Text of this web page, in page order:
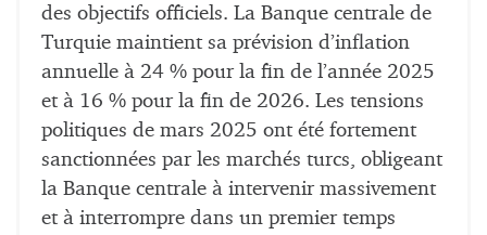
des objectifs officiels. La Banque centrale de
Turquie maintient sa prévision d’inflation
annuelle à 24 % pour la fin de l’année 2025
et à 16 % pour la fin de 2026. Les tensions
politiques de mars 2025 ont été fortement
sanctionnées par les marchés turcs, obligeant
la Banque centrale à intervenir massivement
et à interrompre dans un premier temps